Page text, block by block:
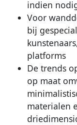
indien
Voor
bij
platforms
De trends
op maat
materialen